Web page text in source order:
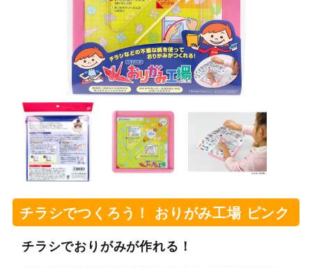
チラシでつくろう！ おりがみ工場 ピンク
チラシでおりがみが作れる！